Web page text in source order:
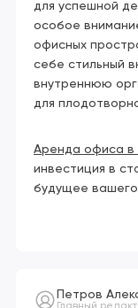
для успешной
особое
офисных
себе стильный
внутреннюю
для
Аренда офиса в
инвестиция в
будущее вашего
Петров